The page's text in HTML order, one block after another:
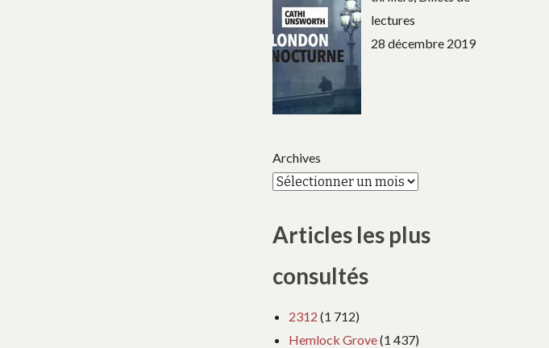
lectures
28 décembre 2019
Archives
Articles les plus
consultés
2312 (1 712)
Hemlock Grove(1 437)